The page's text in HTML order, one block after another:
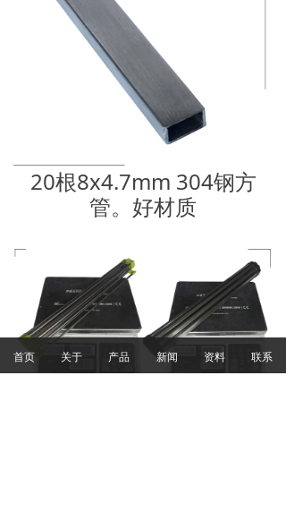
首页 关于 产品 新闻 资料 联系
20根8x4.7mm 304钢方
管。好材质